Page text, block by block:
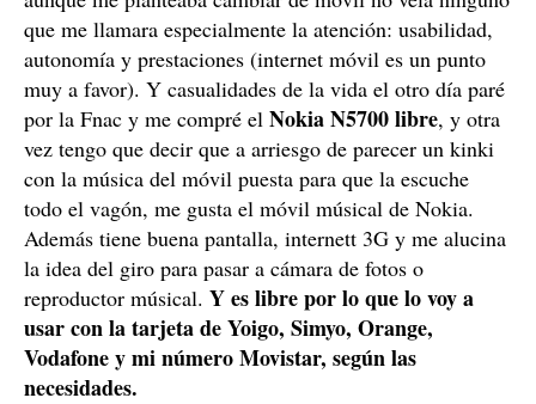
que me llamara especialmente la atención: usabilidad,
autonomía y prestaciones (internet móvil es un punto
muy a favor). Y casualidades de la vida el otro día paré
por la Fnac y me compré el Nokia N5700 libre, y otra
vez tengo que decir que a arriesgo de parecer un kinki
con la música del móvil puesta para que la escuche
todo el vagón, me gusta el móvil músical de Nokia.
Además tiene buena pantalla, internett 3G y me alucina
la idea del giro para pasar a cámara de fotos o
reproductor músical. Y es libre por lo que lo voy a
usar con la tarjeta de Yoigo, Simyo, Orange,
Vodafone y mi número Movistar, según las
necesidades.